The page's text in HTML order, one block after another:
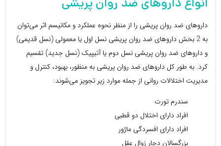
داروهای ضد روان پریشی را از منظر نحوه عملکرد و مکانیسم اثر می‌توان
به 2 بخش داروهای ضد روان پریشی نسل اول یا معمولی (نسل قدیمی)
و داروهای ضد روان پریشی نسل دوم یا آتیپیک (نسل جدید) تقسیم
کرد. به طور کل داروهای ضد روان پریشی به منظور، بهبود، کنترل و
مدیریت اختلالات روانی از جمله موارد زیر تجویز می‌شوند:
سندرم تورت
افراد دارای اختلال دو قطبی
افراد دارای افسردگی ماژور
بزرگسالان دچار زوال عقل